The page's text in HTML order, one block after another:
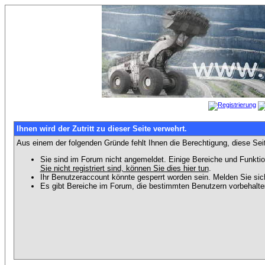
Ihnen wird der Zutritt zu dieser Seite verwehrt.
Aus einem der folgenden Gründe fehlt Ihnen die Berechtigung, diese
Sie sind im Forum nicht angemeldet. Einige Bereiche und
Sie nicht registriert sind, können Sie dies hier tun.
Ihr Benutzeraccount könnte gesperrt worden sein. Melden Sie
Es gibt Bereiche im Forum, die bestimmten Benutzern